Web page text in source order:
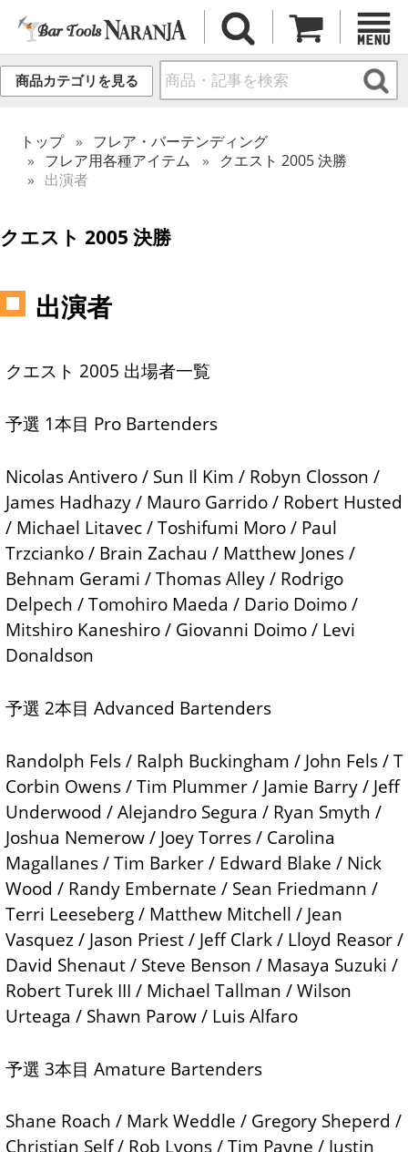
商品カテゴリを見る
トップ
フレア・バーテンディング
フレア用各種アイテム
クエスト 2005 決勝
出演者
クエスト 2005 決勝
出演者
クエスト 2005 出場者一覧
予選 1本目 Pro Bartenders
Nicolas Antivero / Sun Il Kim / Robyn Closson /
James Hadhazy / Mauro Garrido / Robert Husted
/ Michael Litavec / Toshifumi Moro / Paul
Trzcianko / Brain Zachau / Matthew Jones /
Behnam Gerami / Thomas Alley / Rodrigo
Delpech / Tomohiro Maeda / Dario Doimo /
Mitshiro Kaneshiro / Giovanni Doimo / Levi
Donaldson
予選 2本目 Advanced Bartenders
Randolph Fels / Ralph Buckingham / John Fels / T
Corbin Owens / Tim Plummer / Jamie Barry / Jeff
Underwood / Alejandro Segura / Ryan Smyth /
Joshua Nemerow / Joey Torres / Carolina
Magallanes / Tim Barker / Edward Blake / Nick
Wood / Randy Embernate / Sean Friedmann /
Terri Leeseberg / Matthew Mitchell / Jean
Vasquez / Jason Priest / Jeff Clark / Lloyd Reasor /
David Shenaut / Steve Benson / Masaya Suzuki /
Robert Turek III / Michael Tallman / Wilson
Urteaga / Shawn Parow / Luis Alfaro
予選 3本目 Amature Bartenders
Shane Roach / Mark Weddle / Gregory Sheperd /
Christian Self / Rob Lyons / Tim Payne / Justin